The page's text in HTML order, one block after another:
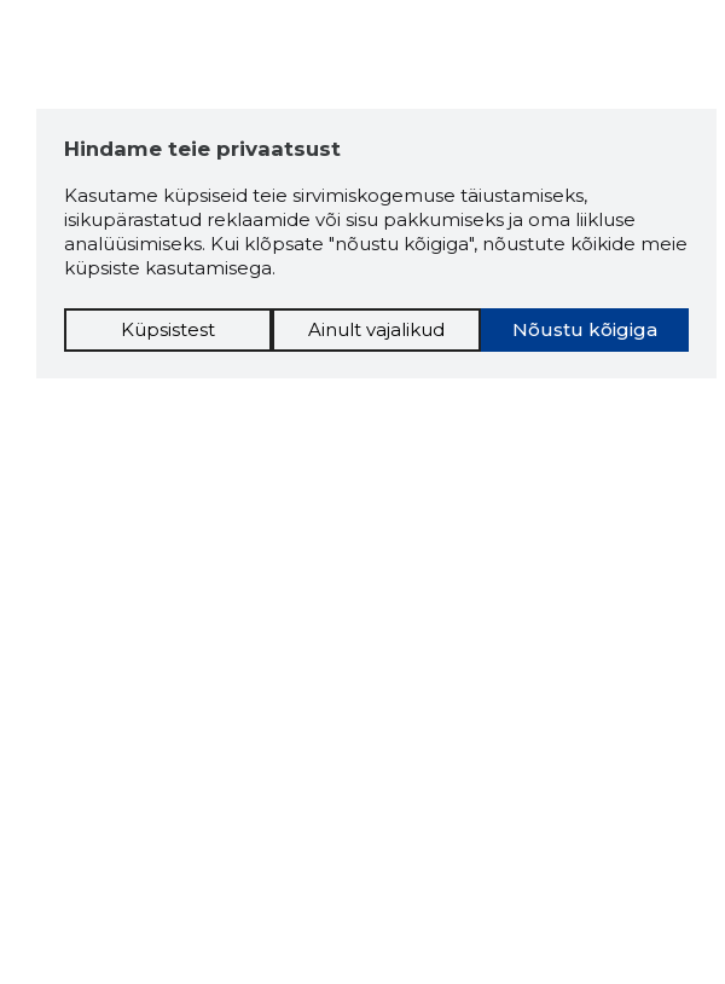
Hindame teie privaatsust
Kasutame küpsiseid teie sirvimiskogemuse täiustamiseks,
isikupärastatud reklaamide või sisu pakkumiseks ja oma liikluse
analüüsimiseks. Kui klõpsate "nõustu kõigiga", nõustute kõikide meie
küpsiste kasutamisega.
Nõustu kõigiga
Küpsistest Ainult vajalikud